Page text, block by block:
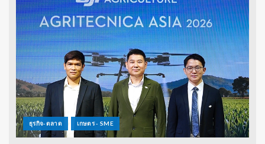
ธุรกิจ-ตลาด เกษตร - SME